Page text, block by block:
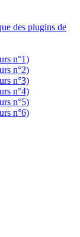
des plugins de
n°1)
n°2)
n°3)
n°4)
n°5)
n°6)